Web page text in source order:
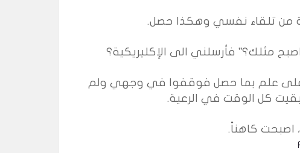
مثلك؟” فأرسلني الى الإكليريكية؟
على علم بما حصل فوقفوا في وجهي ولم
كل الوقت في الرعية.
اصبحت كاهناً.